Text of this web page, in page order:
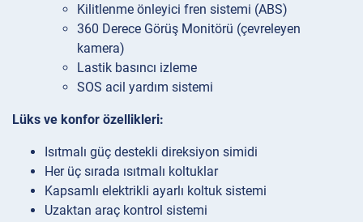
Kilitlenme önleyici fren sistemi (ABS)
360 Derece Görüş Monitörü (çevreleyen
kamera)
Lastik basıncı izleme
SOS acil yardım sistemi
Lüks ve konfor özellikleri:
Isıtmalı güç destekli direksiyon simidi
Her üç sırada ısıtmalı koltuklar
Kapsamlı elektrikli ayarlı koltuk sistemi
Uzaktan araç kontrol sistemi